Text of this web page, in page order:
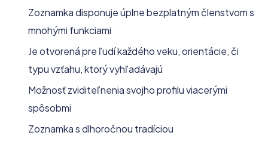
Zoznamka disponuje úplne bezplatným členstvom s
mnohými funkciami
Je otvorená pre ľudí každého veku, orientácie, či
typu vzťahu, ktorý vyhľadávajú
Možnosť zviditeľnenia svojho profilu viacerými
spôsobmi
Zoznamka s dlhoročnou tradíciou